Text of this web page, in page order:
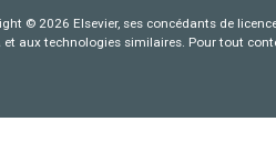
© 2026 Elsevier, ses concédants de
aux technologies similaires. Pour tout